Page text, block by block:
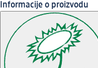
Informacije o proizvodu